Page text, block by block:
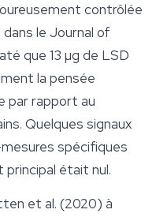
contrôlée
le Journal of
que 13 µg de LSD
la pensée
par rapport au
Quelques signaux
spécifiques
était nul.
et al. (2020) à